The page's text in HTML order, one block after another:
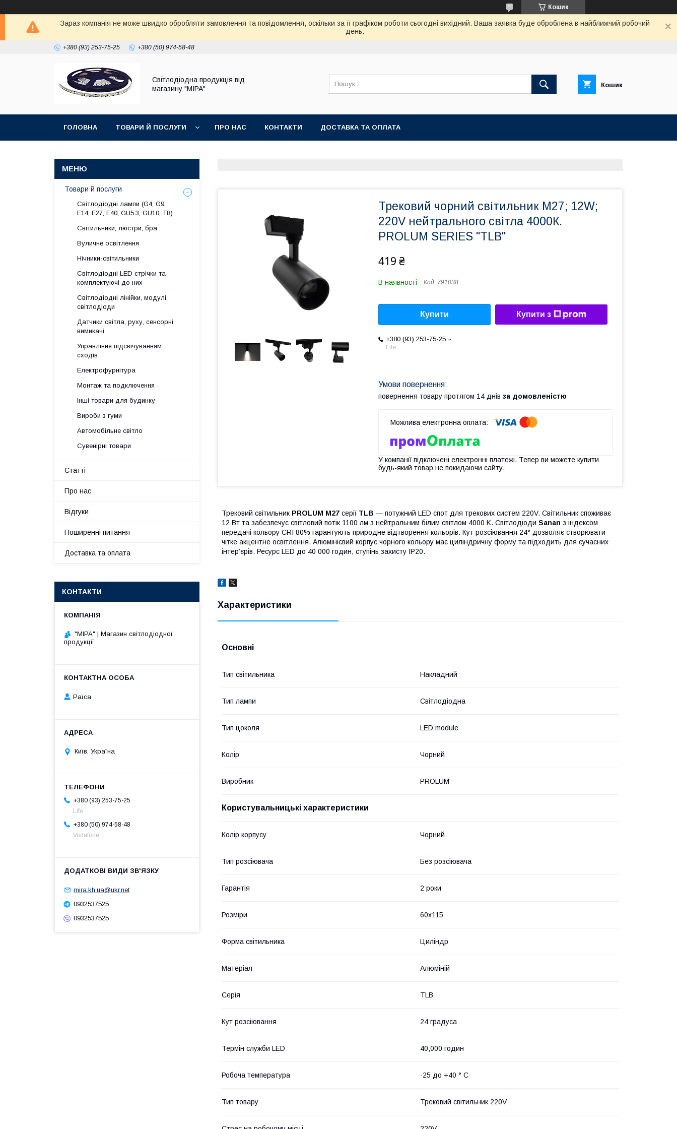
Кошик
Зараз компанія не може швидко обробляти замовлення та повідомлення, оскільки за її графіком роботи сьогодні вихідний. Ваша заявка буде оброблена в найближчий робочий
день.
+380 (93) 253-75-25 +380 (50) 974-58-48
Світлодіодна продукція від
магазину "МІРА"
Кошик
ГОЛОВНА ТОВАРИ Й ПОСЛУГИ ПРО НАС КОНТАКТИ ДОСТАВКА ТА ОПЛАТА
Трековий чорний світильник M27; 12W;
220V нейтрального світла 4000К.
PROLUM SERIES "TLB"
419 ₴
В наявності Код: 791038
Купити Купити з
+380 (93) 253-75-25
Life
повернення товару протягом 14 днів за домовленістю
У компанії підключені електронні платежі. Тепер ви можете купити
будь-який товар не покидаючи сайту.
Трековий світильник PROLUM M27 серії TLB — потужний LED спот для трекових систем 220V. Світильник споживає
12 Вт та забезпечує світловий потік 1100 лм з нейтральним білим світлом 4000 K. Світлодіоди Sanan з індексом
передачі кольору CRI 80% гарантують природне відтворення кольорів. Кут розсіювання 24° дозволяє створювати
чітке акцентне освітлення. Алюмінієвий корпус чорного кольору має циліндричну форму та підходить для сучасних
інтер’єрів. Ресурс LED до 40 000 годин, ступінь захисту IP20.
Характеристики
Основні
Тип світильника Накладний
Тип лампи Світлодіодна
Тип цоколя LED module
Колір Чорний
Виробник PROLUM
Користувальницькі характеристики
Колір корпусу Чорний
Тип розсіювача Без розсіювача
Гарантія 2 роки
Розміри 60x115
Форма світильника Циліндр
Матеріал Алюміній
Серія TLB
Кут розсіювання 24 градуса
Термін служби LED 40,000 годин
Робоча температура -25 до +40 ° С
Тип товару Трековий світильник 220V
Товари й послуги
Світлодіодні лампи (G4, G9,
E14, E27, Е40, GU5.3, GU10, Т8)
Світильники, люстри, бра
Вуличне освітлення
Нічники-світильники
Світлодіодні LED стрічки та
комплектуючі до них
Світлодіодні лінійки, модулі,
світлодіоди
Датчики світла, руху, сенсорні
вимикачі
Управління підсвічуванням
сходів
Електрофурнітура
Монтаж та подключення
Інші товари для будинку
Вироби з гуми
Автомобільне світло
Сувенірні товари
Статті
Про нас
Відгуки
Поширенні питання
Доставка та оплата
КОНТАКТИ
"МІРА" | Магазин світлодіодної
продукції
Раїса
Київ, Україна
+380 (93) 253-75-25
Life
+380 (50) 974-58-48
Vodafone
mira.kh.ua@ukr.net
0932537525
0932537525